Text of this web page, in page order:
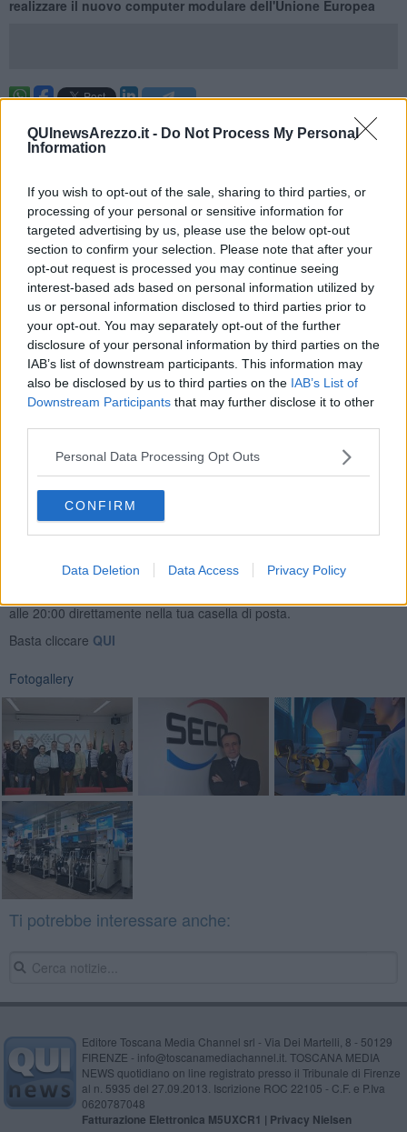
QUInewsArezzo.it - Do Not Process My Personal
Information
If you wish to opt-out of the sale, sharing to third parties, or
processing of your personal or sensitive information for
targeted advertising by us, please use the below opt-out
section to confirm your selection. Please note that after your
opt-out request is processed you may continue seeing
interest-based ads based on personal information utilized by
us or personal information disclosed to third parties prior to
your opt-out. You may separately opt-out of the further
disclosure of your personal information by third parties on the
IAB’s list of downstream participants. This information may
also be disclosed by us to third parties on the IAB’s List of
Downstream Participants that may further disclose it to other
Personal Data Processing Opt Outs
CONFIRM
Data Deletion Data Access Privacy Policy
realizzare il nuovo computer modulare dell'Unione Europea
di tutto il continente
hanno infatti avviato una collaborazione che, aggregando le migliori
tecnologie esistenti, porterà
come internet, videosorveglianza e domotica.Tra i soggetti
coinvolti c'è anchel'aretina Seco, leader nel mercato
internazionale delle schede elettroniche che di Axiom si occuperà di
costruire il sistema integrato e programmabile via software. Questo
lavoro ha ufficialmente preso il via dopo un meeting a Bruxelles che
ha riunito tutti i partner coinvolti nel progetto, con l'obiettivo di
fissare una dettagliata tabella di marcia per arrivare a realizzare
Axiom entro i tre anni previsti.
La portata rivoluzionaria di Axiom è stata riconosciutaanche
dalla Commissione Europea, che ha deciso di finanziarlo con
quattro milioni d'euro premiandolo tra oltre centoquaranta progetti
presentati per il programma Horizon 2020.
Se vuoi leggere le notizie principali della Toscana iscriviti alla
alle 20:00 direttamente nella tua casella di posta.
Basta cliccare QUI
Fotogallery
Ti potrebbe interessare anche:
Editore Toscana Media Channel srl - Via Dei Martelli, 8 - 50129
FIRENZE - info@toscanamediachannel.it. TOSCANA MEDIA
NEWS quotidiano on line registrato presso il Tribunale di Firenze
al n. 5935 del 27.09.2013. Iscrizione ROC 22105 - C.F. e P.Iva
0620787048
Fatturazione Elettronica M5UXCR1 | Privacy Nielsen